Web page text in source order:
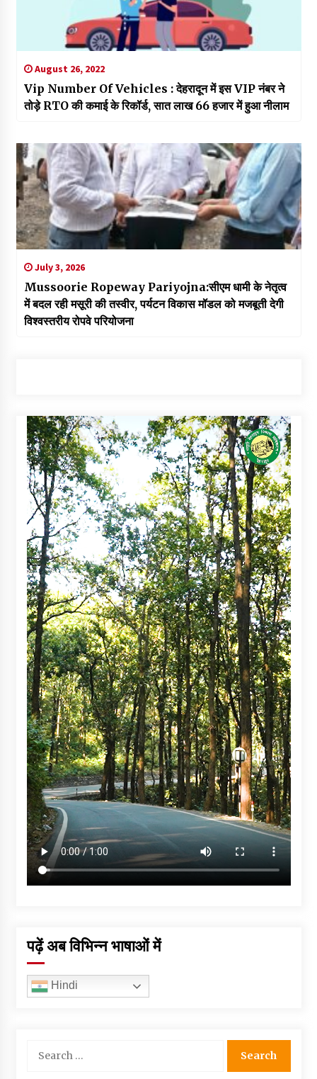
August 26, 2022
Vip Number Of Vehicles : देहरादून में इस VIP नंबर ने
तोड़े RTO की कमाई के रिकॉर्ड, सात लाख 66 हजार में हुआ नीलाम
July 3, 2026
Mussoorie Ropeway Pariyojna:सीएम धामी के नेतृत्व
में बदल रही मसूरी की तस्वीर, पर्यटन विकास मॉडल को मजबूती देगी
विश्वस्तरीय रोपवे परियोजना
पढ़ें अब विभिन्न भाषाओं में
Hindi
for: